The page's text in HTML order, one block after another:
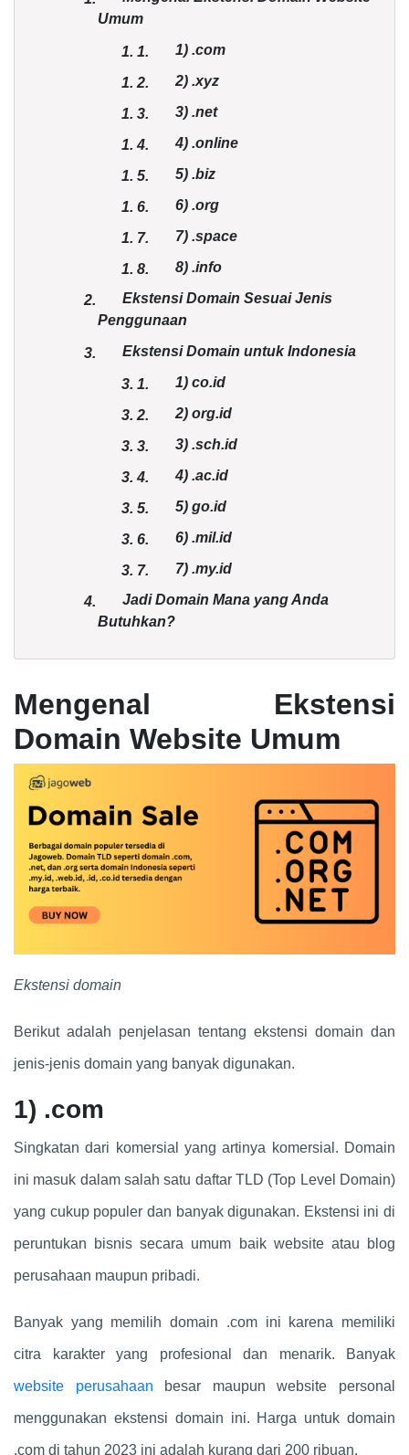
Umum
1. 1. 1) .com
1. 2. 2) .xyz
1. 3. 3) .net
1.4. 4) .online
1. 5. 5) .biz
1. 6. 6) .org
1. 7. 7) .space
1. 8. 8) .info
2.
Ekstensi Domain Sesuai Jenis
Penggunaan
3. Ekstensi Domain untuk Indonesia
3. 1. 1) co.id
3. 2. 2) org.id
3. 3. 3) .sch.id
3.4. 4) .ac.id
3. 5. 5) go.id
3. 6. 6) .mil.id
3. 7. 7) .my.id
4.
Jadi Domain Mana yang Anda
Butuhkan?
Mengenal Ekstensi
Domain Website Umum
Ekstensi domain
Berikut adalah penjelasan tentang ekstensi domain dan
jenis-jenis domain yang banyak digunakan.
1) .com
Singkatan dari komersial yang artinya komersial. Domain
ini masuk dalam salah satu daftar TLD (Top Level Domain)
yang cukup populer dan banyak digunakan. Ekstensi ini di
peruntukan bisnis secara umum baik website atau blog
perusahaan maupun pribadi.
Banyak yang memilih domain .com ini karena memiliki
citra karakter yang profesional dan menarik. Banyak
website perusahaan besar maupun website personal
menggunakan ekstensi domain ini. Harga untuk domain
.com di tahun 2023 ini adalah kurang dari 200 ribuan.